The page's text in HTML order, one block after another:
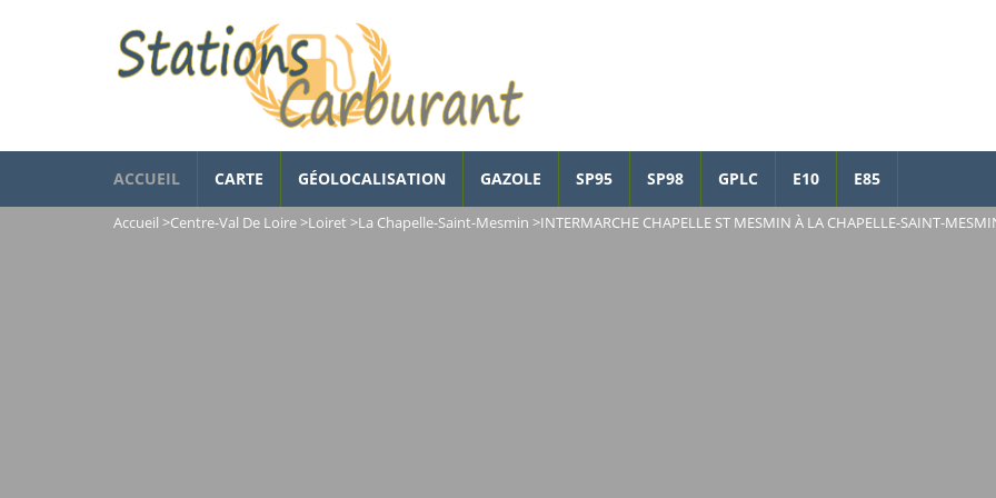
ACCUEIL CARTE GÉOLOCALISATION GAZOLE SP95 SP98 GPLC E10 E85
Accueil >Centre-Val De Loire>Loiret >La Chapelle-Saint-Mesmin >INTERMARCHE CHAPELLE ST MESMIN À LA CHAPELLE-SAINT-